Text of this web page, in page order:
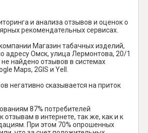
и анализа отзывов и оценок о
рекомендательных сервисах.
Магазин табачных изделий,
адресу Омск, улица Лермонтова, 20/1
найдено отзывов в системах
Maps, 2GIS и Yell.
негативно сказывается на приток
87% потребителей
отзывам в интернете, так же, как и к
При этом 70% опрошенных